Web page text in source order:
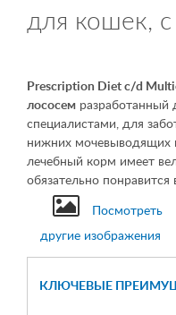
для кошек,
Prescription Dietc/d
лососем разработанный
специалистами, для
нижних мочевыводящих
лечебный корм имеет
обязательно
Посмотреть
другие изображения
КЛЮЧЕВЫЕ